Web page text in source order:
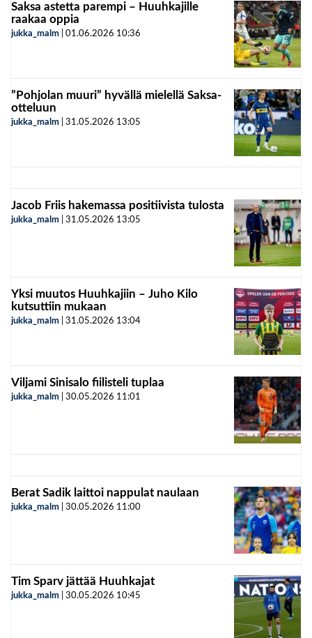
Saksa astetta parempi – Huuhkajille
raakaa oppia
jukka_malm 01.06.2026 10:36
”Pohjolan muuri” hyvällä mielellä Saksa-
otteluun
jukka_malm 31.05.2026 13:05
Jacob Friis hakemassa positiivista tulosta
jukka_malm 31.05.2026 13:05
Yksi muutos Huuhkajiin – Juho Kilo
kutsuttiin mukaan
jukka_malm 31.05.2026 13:04
Viljami Sinisalo fiilisteli tuplaa
jukka_malm 30.05.2026 11:01
Berat Sadik laittoi nappulat naulaan
jukka_malm 30.05.2026 11:00
Tim Sparv jättää Huuhkajat
jukka_malm 30.05.2026 10:45